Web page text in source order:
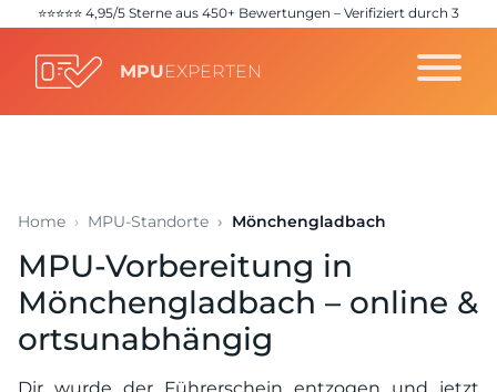
⭐️⭐️⭐️⭐️⭐️ 4,95/5 Sterne aus 450+ Bewertungen – Verifiziert durch 3
MPUEXPERTEN
Home MPU-Standorte Mönchengladbach
MPU-Vorbereitung in
Mönchengladbach – online &
ortsunabhängig